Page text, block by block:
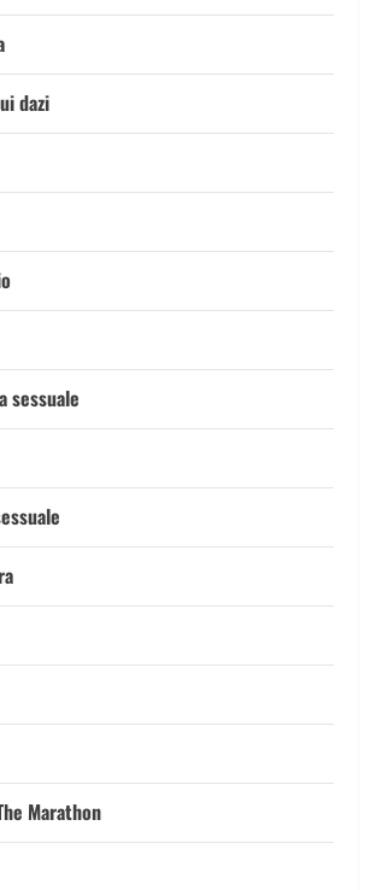
dazi
sessuale
Marathon